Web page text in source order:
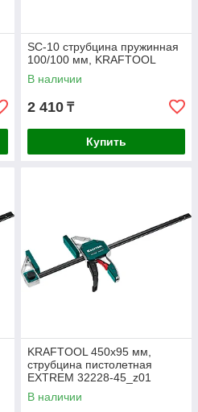
SC-10 струбцина пружинная
100/100 мм, KRAFTOOL
В наличии
2 410 ₸
Купить
KRAFTOOL 450х95 мм,
струбцина пистолетная
EXTREM 32228-45_z01
В наличии